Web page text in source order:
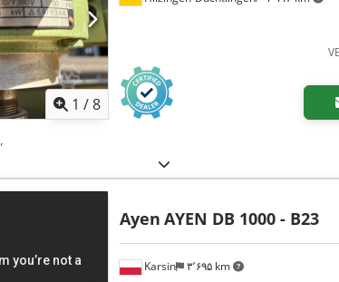
1 /8
,
Karsin ۳٬۶۹۵ km
Ayen AYEN DB 1000 - B23